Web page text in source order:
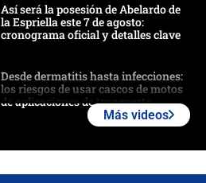
Así será la posesión de Abelardo de
la Espriella este 7 de agosto:
cronograma oficial y detalles clave
Desde dermatitis hasta infecciones:
los riesgos de usar cascos de motos
de aplicaciones de transporte
Más videos